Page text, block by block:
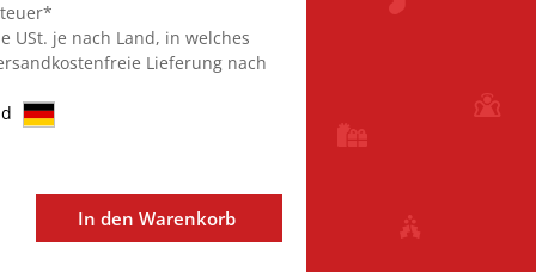
USt. je nach Land, in welches
Lieferung nach
In den Warenkorb